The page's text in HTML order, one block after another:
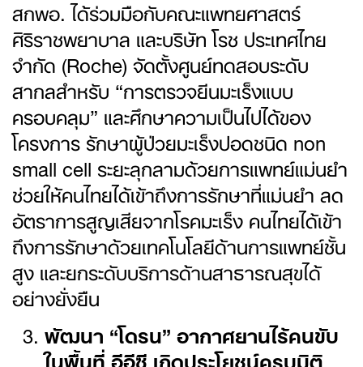
สกพอ. ได้ร่วมมือกับคณะแพทยศาสตร์
ศิริราชพยาบาล และบริษัท โรช ประเทศไทย
จำกัด (Roche) จัดตั้งศูนย์ทดสอบระดับ
สากลสำหรับ “การตรวจยีนมะเร็งแบบ
ครอบคลุม” และศึกษาความเป็นไปได้ของ
โครงการ รักษาผู้ป่วยมะเร็งปอดชนิด non
small cell ระยะลุกลามด้วยการแพทย์แม่นยำ
ช่วยให้คนไทยได้เข้าถึงการรักษาที่แม่นยำ ลด
อัตราการสูญเสียจากโรคมะเร็ง คนไทยได้เข้า
ถึงการรักษาด้วยเทคโนโลยีด้านการแพทย์ชั้น
สูง และยกระดับบริการด้านสาธารณสุขได้
อย่างยั่งยืน
พัฒนา “โดรน” อากาศยานไร้คนขับ
ในพื้นที่ อีอีซี เกิดประโยชน์ครบมิติ